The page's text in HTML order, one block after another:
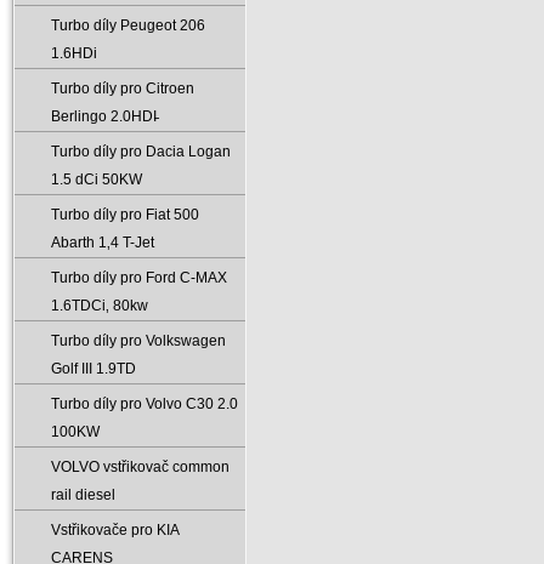
Turbo díly Peugeot 206
1.6HDi
Turbo díly pro Citroen
Berlingo 2.0HDI̵
Turbo díly pro Dacia Logan
1.5 dCi 50KW
Turbo díly pro Fiat 500
Abarth 1‚4 T-Jet
Turbo díly pro Ford C-MAX
1.6TDCi‚ 80kw
Turbo díly pro Volkswagen
Golf III 1.9TD
Turbo díly pro Volvo C30 2.0
100KW
VOLVO vstřikovač common
rail diesel
Vstřikovače pro KIA
CARENS